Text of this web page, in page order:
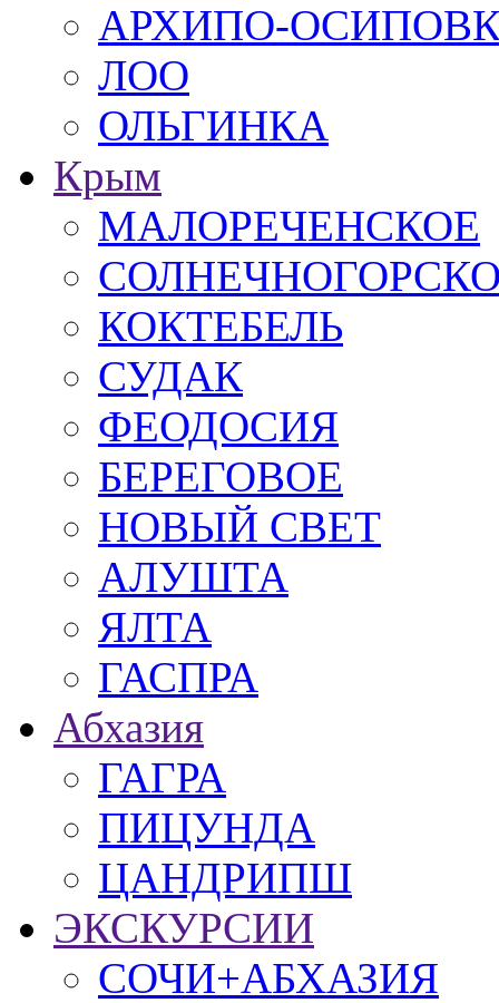
АРХИПО-
ЛОО
ОЛЬГИНКА
Крым
МАЛОРЕЧЕНСКОЕ
КОКТЕБЕЛЬ
СУДАК
ФЕОДОСИЯ
БЕРЕГОВОЕ
НОВЫЙ СВЕТ
АЛУШТА
ЯЛТА
ГАСПРА
Абхазия
ГАГРА
ПИЦУНДА
ЦАНДРИПШ
ЭКСКУРСИИ
СОЧИ+АБХАЗИЯ